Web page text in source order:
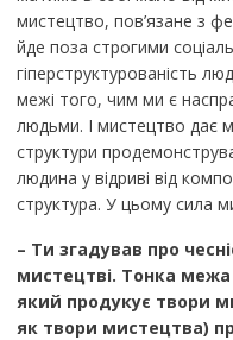
мистецтво, пов’язане з
йде поза строгими
гіперструктурованість
межі того, чим ми є
людьми. І мистецтво дає
структури
людина у відриві від
структура. У цьому сила
– Ти згадував про
мистецтві. Тонка
який продукує твори
як твори мистецтва)